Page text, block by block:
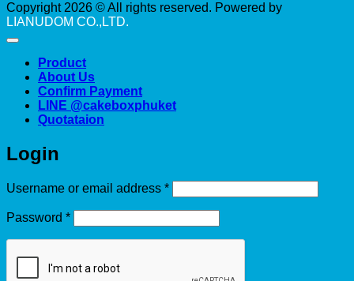
Copyright 2026 © All rights reserved. Powered by
LIANUDOM CO.,LTD.
Product
About Us
Confirm Payment
LINE @cakeboxphuket
Quotataion
Login
Username or email address *Required
Password *Required